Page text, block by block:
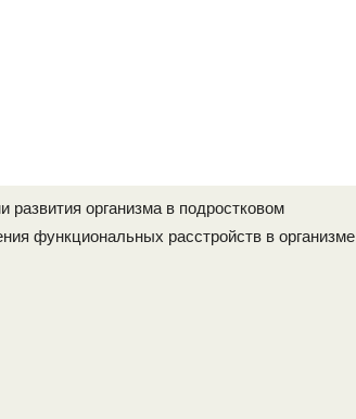
организма в подростковом
функциональных расстройств в ор­ганизме